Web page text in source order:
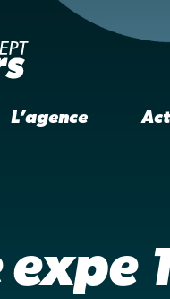
L’agence